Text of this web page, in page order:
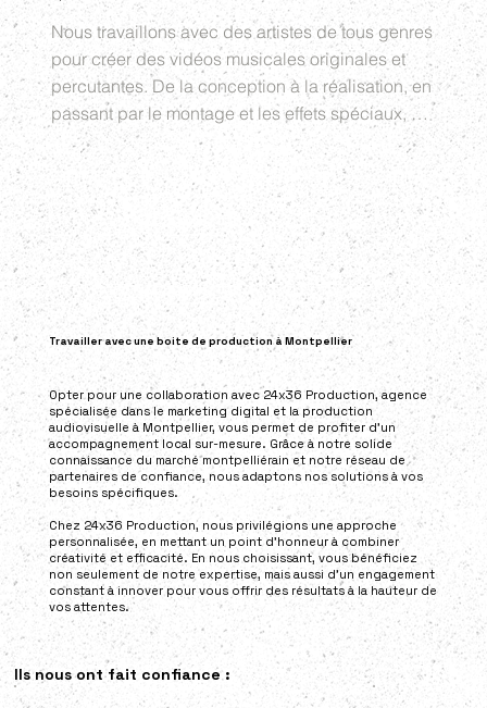
Nous travaillons avec des artistes de tous genres
pour créer des vidéos musicales originales et
percutantes. De la conception à la réalisation, en
passant par le montage et les effets spéciaux,
nous offrons un service complet pour donner vie
à votre vision artistique.
Travailler avec une boite de production à Montpellier
Opter pour une collaboration avec 24x36 Production, agence
spécialisée dans le marketing digital et la production
audiovisuelle à Montpellier, vous permet de profiter d’un
accompagnement local sur-mesure. Grâce à notre solide
connaissance du marché montpelliérain et notre réseau de
partenaires de confiance, nous adaptons nos solutions à vos
besoins spécifiques.
Chez 24x36 Production, nous privilégions une approche
personnalisée, en mettant un point d’honneur à combiner
créativité et efficacité. En nous choisissant, vous bénéficiez
non seulement de notre expertise, mais aussi d’un engagement
constant à innover pour vous offrir des résultats à la hauteur de
vos attentes.
Ils nous ont fait confiance :